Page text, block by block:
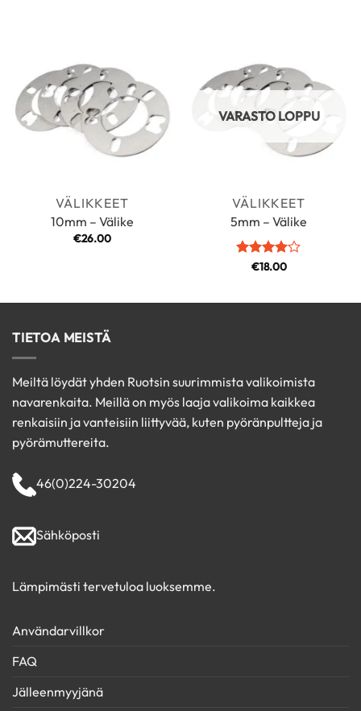
VÄLIKKEET
10mm – Välike
€26.00
VARASTO LOPPU
VÄLIKKEET
5mm – Välike
Arvostelu
€18.00
TIETOA MEISTÄ
Meiltä löydät yhden Ruotsin suurimmista valikoimista
navarenkaita. Meillä on myös laaja valikoima kaikkea
renkaisiin ja vanteisiin liittyvää, kuten pyöränpultteja ja
pyörämuttereita.
46(0)224-30204
Sähköposti
Lämpimästi tervetuloa luoksemme.
Användarvillkor
FAQ
Jälleenmyyjänä